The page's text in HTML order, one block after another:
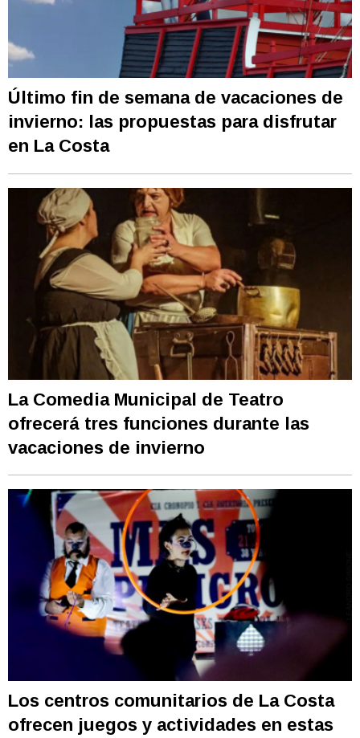
Último fin de semana de vacaciones de
invierno: las propuestas para disfrutar
en La Costa
La Comedia Municipal de Teatro
ofrecerá tres funciones durante las
vacaciones de invierno
Los centros comunitarios de La Costa
ofrecen juegos y actividades en estas